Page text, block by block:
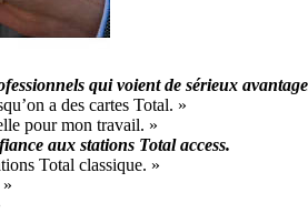
qui voient de sérieux
a des cartes Total. »
pour mon travail. »
aux stations Total access.
Total classique. »